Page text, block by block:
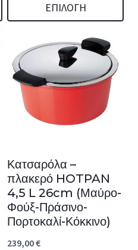
ΕΠΙΛΟΓΉ
προϊόν
έχει
πολλαπλές
παραλλαγές.
επιλογές
μπορούν
να
επιλεγούν
στη
Κατσαρόλα –
πλακερό HOTPAN
4,5 L 26cm (Μαύρο-
Φούξ-Πράσινο-
Πορτοκαλί-Κόκκινο)
239,00€